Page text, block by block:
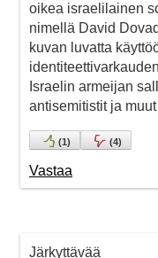
oikea israelilainen
nimellä David
kuvan luvatta
Israelin armeijan
antisemitistit ja
(1) (4)
Vastaa
Järkyttävää